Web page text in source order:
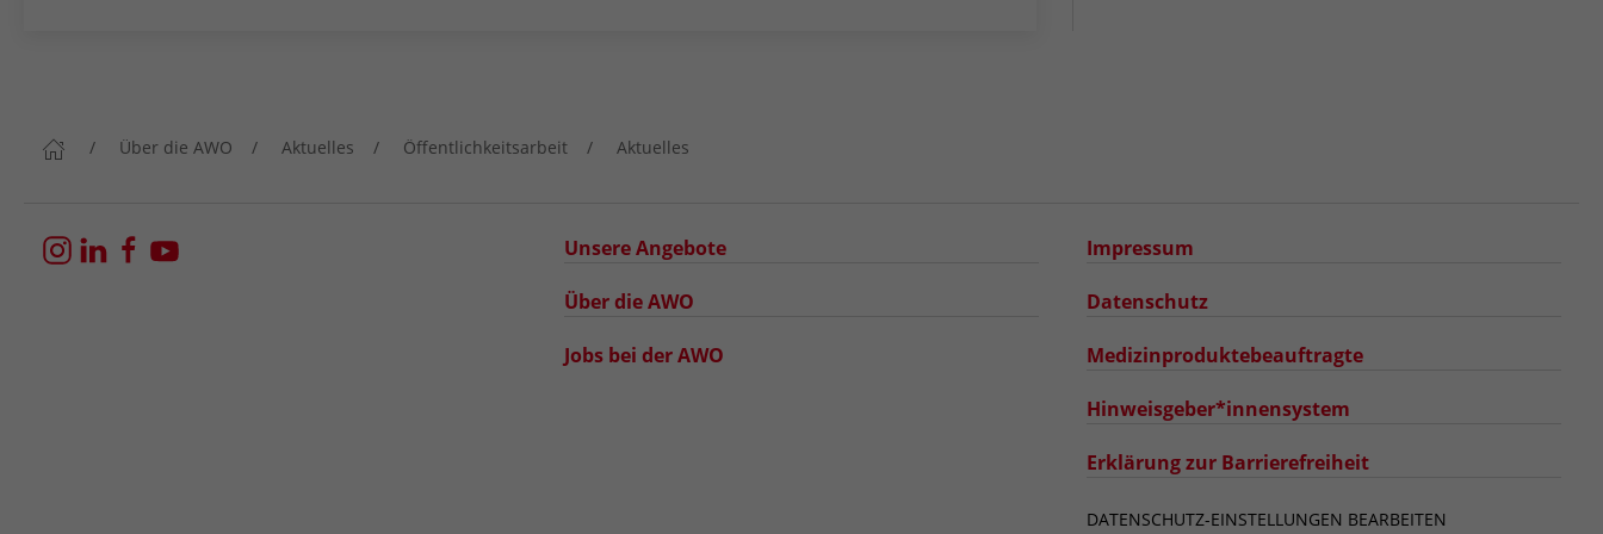
Über die AWO Aktuelles Öffentlichkeitsarbeit Aktuelles
Unsere Angebote
Über die AWO
Jobs bei der AWO
Impressum
Datenschutz
Medizinproduktebeauftragte
Hinweisgeber*innensystem
Erklärung zur Barrierefreiheit
DATENSCHUTZ-EINSTELLUNGEN BEARBEITEN